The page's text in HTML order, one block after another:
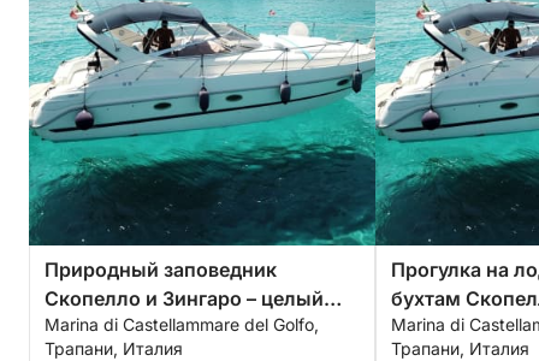
Природный заповедник
Скопелло и Зингаро – целый
день
Marina di Castellammare del Golfo,
Трапани, Италия
Прогулка на
бухтам
бухтам.
Marina di
Трапани, Италия